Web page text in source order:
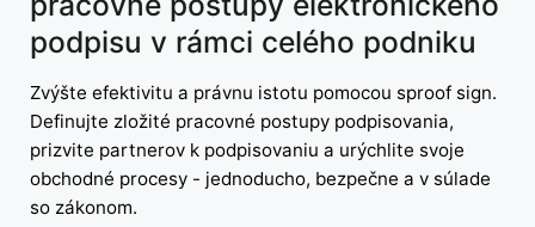
podpisu v rámci celého podniku
Zvýšte efektivitu a právnu istotu pomocou sproof sign.
Definujte zložité pracovné postupy podpisovania,
prizvite partnerov k podpisovaniu a urýchlite svoje
obchodné procesy - jednoducho, bezpečne a v súlade
so zákonom.